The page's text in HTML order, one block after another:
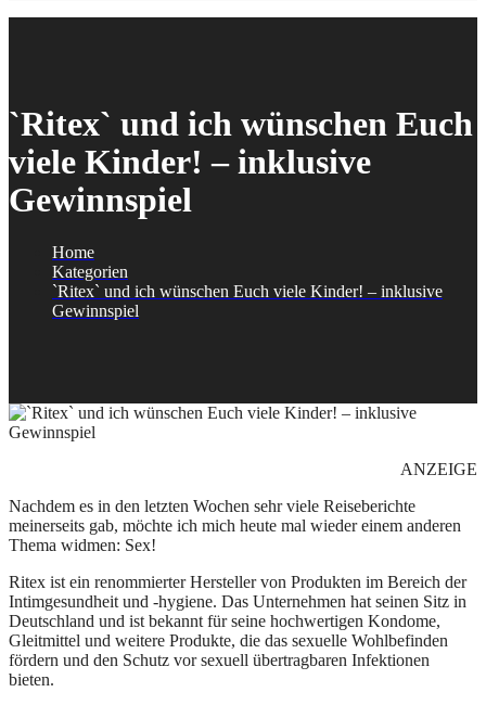
`Ritex` und ich wünschen Euch
viele Kinder! – inklusive
Gewinnspiel
Home
Kategorien
`Ritex` und ich wünschen Euch viele Kinder! – inklusive
Gewinnspiel
ANZEIGE
Nachdem es in den letzten Wochen sehr viele Reiseberichte
meinerseits gab, möchte ich mich heute mal wieder einem anderen
Thema widmen: Sex!
Ritex ist ein renommierter Hersteller von Produkten im Bereich der
Intimgesundheit und -hygiene. Das Unternehmen hat seinen Sitz in
Deutschland und ist bekannt für seine hochwertigen Kondome,
Gleitmittel und weitere Produkte, die das sexuelle Wohlbefinden
fördern und den Schutz vor sexuell übertragbaren Infektionen
bieten.